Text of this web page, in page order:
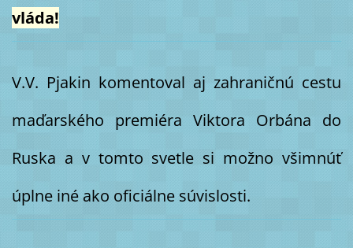
vláda!
V.V. Pjakin komentoval aj zahraničnú cestu
maďarského premiéra Viktora Orbána do
Ruska a v tomto svetle si možno všimnúť
úplne iné ako oficiálne súvislosti.